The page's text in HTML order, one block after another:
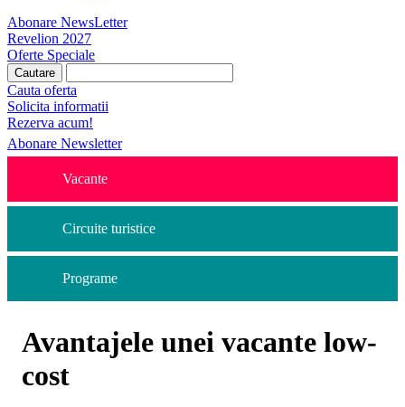
Abonare NewsLetter
Revelion 2027
Oferte Speciale
Cauta oferta
Solicita informatii
Rezerva acum!
Abonare Newsletter
Vacante
Circuite turistice
Programe
Avantajele unei vacante low-
cost